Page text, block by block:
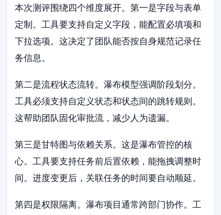
本次测评围绕四个维度展开。第一是字段与表单
定制。工具要支持自定义字段，能配置必填项和
下拉选项。这决定了团队能否按自身规范记录任
务信息。
第二是流程状态流转。瀑布模型强调阶段划分。
工具必须支持自定义状态和状态间的跳转规则。
这帮助团队固化审批流，减少人为遗漏。
第三是甘特图与依赖关系。这是瀑布管控的核
心。工具要支持任务前后置依赖，能拖拽调整时
间。进度变更后，关联任务的时间要自动顺延。
第四是权限隔离。瀑布项目通常跨部门协作。工